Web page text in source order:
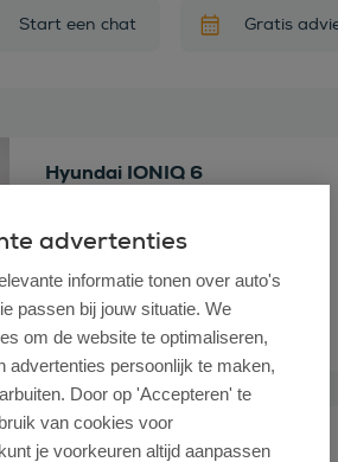
Start een chat Gratis
Hyundai IONIQ 6
Bouwjaar 2024
Brandstof Elektrisch
Transmissie Automaat
Vraagprijs € 34.490 Incl. Btw
Hyundai IONIQ 6
advertenties
informatie tonen over auto's
passen bij jouw situatie. We
om de website te optimaliseren,
advertenties persoonlijk te maken,
Door op 'Accepteren' te
van cookies voor
je voorkeuren altijd aanpassen